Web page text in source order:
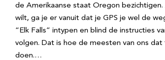
de Amerikaanse staat Oregon bezichtigen.
wilt, ga je er vanuit dat je GPS je wel de
“Elk Falls” intypen en blind de instructies
volgen. Dat is hoe de meesten van ons
doen.…